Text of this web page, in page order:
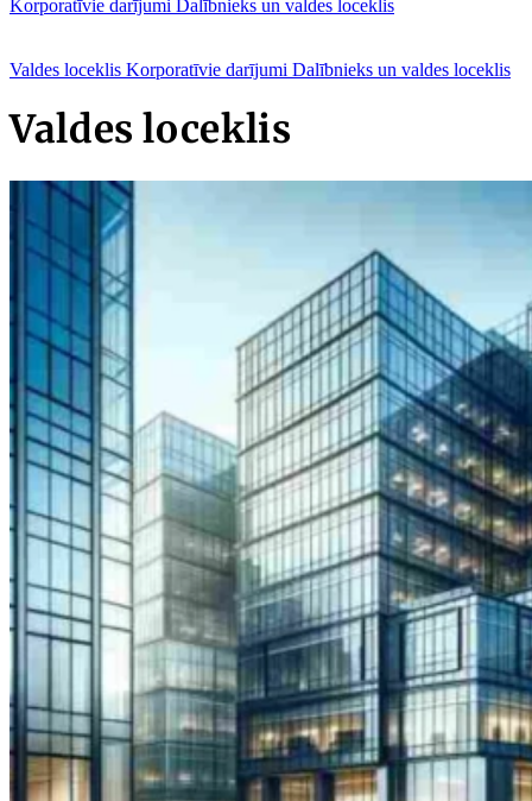
Korporatīvie darījumi Dalībnieks un valdes loceklis
Valdes loceklis Korporatīvie darījumi Dalībnieks un valdes loceklis
Valdes loceklis